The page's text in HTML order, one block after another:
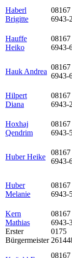
Haberl
Brigitte
08167
6943-
Hauffe
Heiko
08167
6943-
Hauk Andrea
08167
6943-
Hilpert
Diana
08167
6943-
Hoxhaj
Qendrim
08167
6943-
Huber Heike
08167
6943-
Huber
Melanie
08167
6943-
Kern
Mathias
Erster
Bürgermeister
08167
6943-
0175
08167